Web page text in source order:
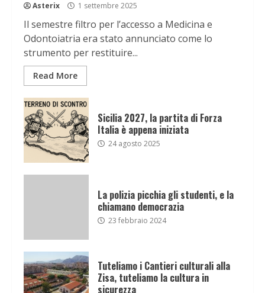
Asterix 1 settembre 2025
Il semestre filtro per l’accesso a Medicina e
Odontoiatria era stato annunciato come lo
strumento per restituire...
Read More
Sicilia 2027, la partita di Forza
Italia è appena iniziata
24 agosto 2025
La polizia picchia gli studenti, e la
chiamano democrazia
23 febbraio 2024
Tuteliamo i Cantieri culturali alla
Zisa, tuteliamo la cultura in
sicurezza